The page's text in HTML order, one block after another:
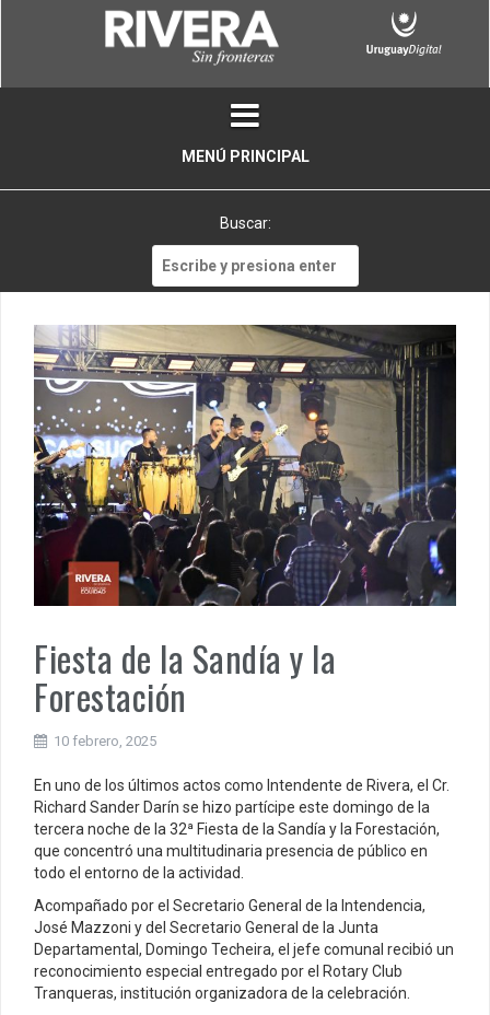
MENÚ PRINCIPAL
Buscar:
Fiesta de la Sandía y la
Forestación
10 febrero, 2025
En uno de los últimos actos como Intendente de Rivera, el Cr.
Richard Sander Darín se hizo partícipe este domingo de la
tercera noche de la 32ª Fiesta de la Sandía y la Forestación,
que concentró una multitudinaria presencia de público en
todo el entorno de la actividad.
Acompañado por el Secretario General de la Intendencia,
José Mazzoni y del Secretario General de la Junta
Departamental, Domingo Techeira, el jefe comunal recibió un
reconocimiento especial entregado por el Rotary Club
Tranqueras, institución organizadora de la celebración.